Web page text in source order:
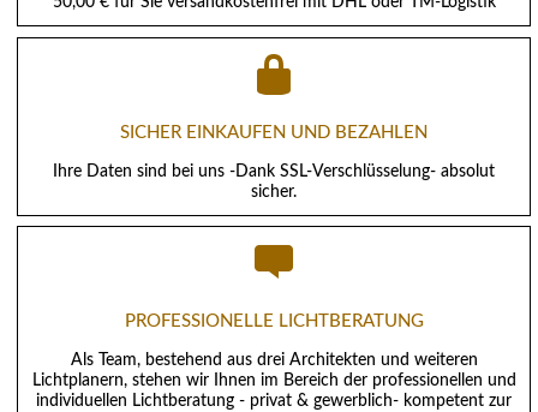
SICHER EINKAUFEN UND BEZAHLEN
Ihre Daten sind bei uns -Dank SSL-Verschlüsselung- absolut
sicher.
PROFESSIONELLE LICHTBERATUNG
Als Team, bestehend aus drei Architekten und weiteren
Lichtplanern, stehen wir Ihnen im Bereich der professionellen und
individuellen Lichtberatung - privat & gewerblich- kompetent zur